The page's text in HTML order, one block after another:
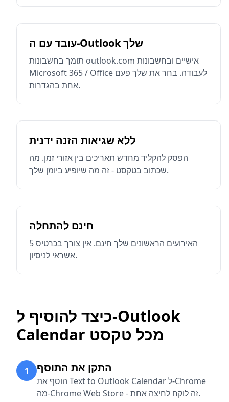
עובד עם ה-Outlook שלך
תומך בחשבונות outlook.com אישיים ובחשבונות
Microsoft 365 / Office לעבודה. בחר את שלך פעם
אחת בהגדרות.
ללא שגיאות הזנה ידנית
הפסק להקליד מחדש תאריכים בין אזורי זמן. מה
שכתוב בטקסט - זה מה שיופיע ביומן שלך.
חינם להתחלה
5 האירועים הראשונים שלך חינם. אין צורך בכרטיס
אשראי לניסיון.
כיצד להוסיף ל-Outlook
Calendar מכל טקסט
1 התקן את התוסף
הוסף את Text to Outlook Calendar ל-Chrome
מה-Chrome Web Store - זה לוקח לחיצה אחת.